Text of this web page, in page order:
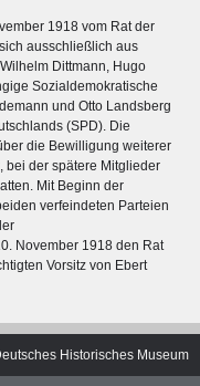
1918 vom Rat der
ausschließlich aus
Dittmann, Hugo
Sozialdemokratische
und Otto Landsberg
(SPD). Die
die Bewilligung weiterer
bei der spätere Mitglieder
Mit Beginn der
verfeindeten Parteien
November 1918 den Rat
Vorsitz von Ebert
Historisches Museum